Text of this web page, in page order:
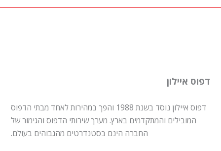
דפוס איילון
דפוס איילון נוסד בשנת 1988 והפך במהירות לאחד מבתי הדפוס
המובילים והמתקדמים בארץ. מערך שירותי הדפוס והגימור של
החברה הינם בסטנדרטים מהגבוהים בעולם.